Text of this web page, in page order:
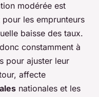
modérée est
les emprunteurs
baisse des taux.
constamment à
pour ajuster leur
affecte
nationales et les